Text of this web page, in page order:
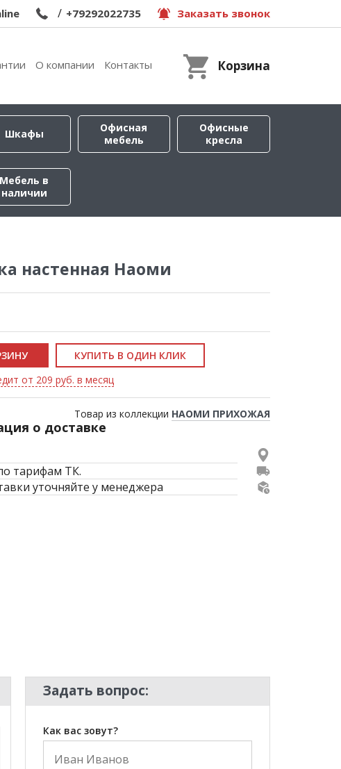
/ +79292022735 Заказать звонок
О компании Контакты Корзина
Шкафы
Офисная
мебель
Офисные
кресла
Мебель в
наличии
настенная Наоми
КУПИТЬ В ОДИН КЛИК
от 209 руб. в месяц
Товар из коллекции НАОМИ ПРИХОЖАЯ
о доставке
тарифам ТК.
уточняйте у менеджера
Задать вопрос:
Как вас зовут?